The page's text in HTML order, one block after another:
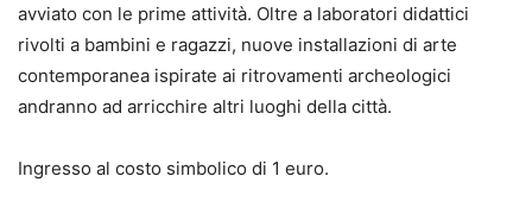
avviato con le prime attività. Oltre a laboratori didattici
rivolti a bambini e ragazzi, nuove installazioni di arte
contemporanea ispirate ai ritrovamenti archeologici
andranno ad arricchire altri luoghi della città.
Ingresso al costo simbolico di 1 euro.